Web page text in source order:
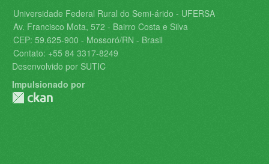
Universidade Federal Rural do Semi-árido - UFERSA
Av. Francisco Mota, 572 - Bairro Costa e Silva
CEP: 59.625-900 - Mossoró/RN - Brasil
Contato: +55 84 3317-8249
Desenvolvido por SUTIC
Impulsionado por